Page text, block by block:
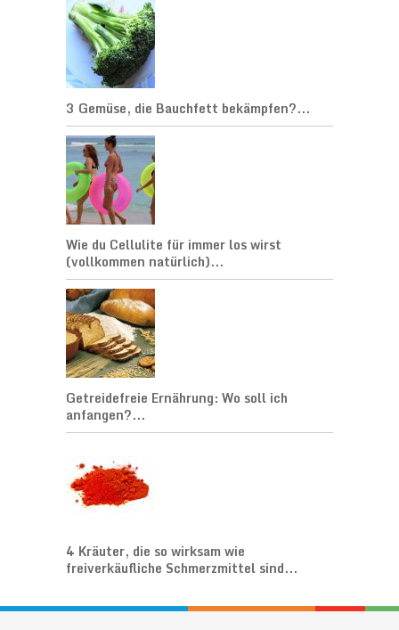
3 Gemüse, die Bauchfett bekämpfen?...
Wie du Cellulite für immer los wirst
(vollkommen natürlich)...
Getreidefreie Ernährung: Wo soll ich
anfangen?...
4 Kräuter, die so wirksam wie
freiverkäufliche Schmerzmittel sind...